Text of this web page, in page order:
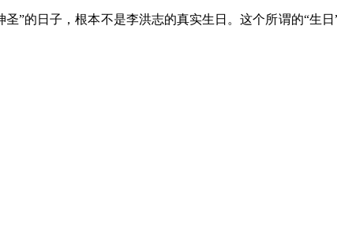
”的日子，根本不是李洪志的真实生日。这个所谓的“生日